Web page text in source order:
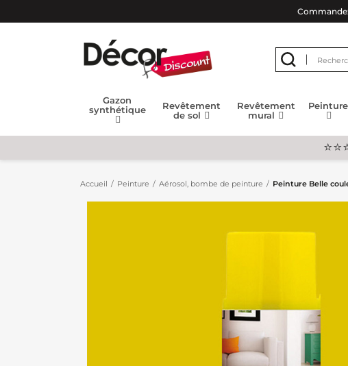
Gazon
synthétique
Revêtement
de sol
Revêtement
mural
Peinture
Accueil Peinture Aérosol, bombe de peinture Peinture Belle